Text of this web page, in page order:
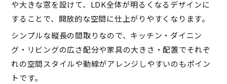
や大きな窓を設けて、LDK全体が明るくなるデザインに
することで、開放的な空間に仕上がりやすくなります。
シンプルな縦長の間取りなので、キッチン・ダイニン
グ・リビングの広さ配分や家具の大きさ・配置でそれぞ
れの空間スタイルや動線がアレンジしやすいのもポイン
トです。